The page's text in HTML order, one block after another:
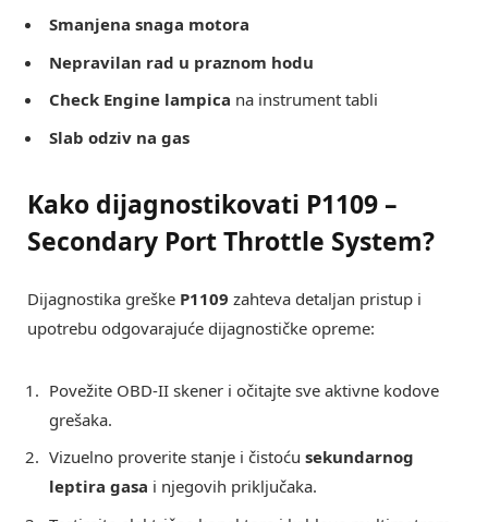
Smanjena snaga motora
Nepravilan rad u praznom hodu
Check Engine lampica na instrument tabli
Slab odziv na gas
Kako dijagnostikovati P1109 –
Secondary Port Throttle System?
Dijagnostika greške P1109 zahteva detaljan pristup i
upotrebu odgovarajuće dijagnostičke opreme:
Povežite OBD-II skener i očitajte sve aktivne kodove
grešaka.
Vizuelno proverite stanje i čistoću sekundarnog
leptira gasa i njegovih priključaka.